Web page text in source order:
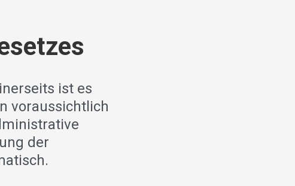
ist es
voraussichtlich
der